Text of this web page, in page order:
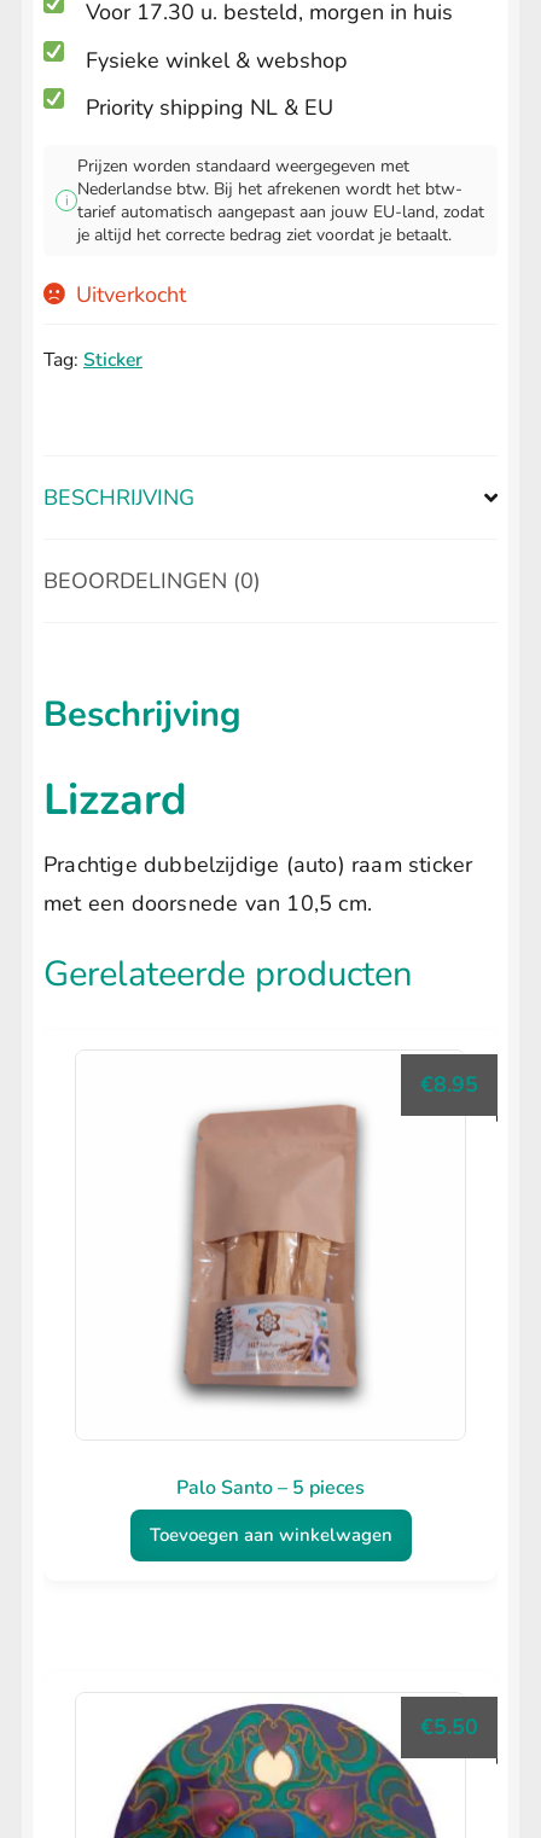
Voor 17.30 u. besteld, morgen in huis
Fysieke winkel & webshop
Priority shipping NL & EU
i
Prijzen worden standaard weergegeven met
Nederlandse btw. Bij het afrekenen wordt het btw-
tarief automatisch aangepast aan jouw EU-land, zodat
je altijd het correcte bedrag ziet voordat je betaalt.
Uitverkocht
Tag: Sticker
BESCHRIJVING
BEOORDELINGEN (0)
Beschrijving
Lizzard
Prachtige dubbelzijdige (auto) raam sticker
met een doorsnede van 10,5 cm.
Gerelateerde producten
Palo Santo – 5 pieces
€8.95
Toevoegen aan winkelwagen
€5.50